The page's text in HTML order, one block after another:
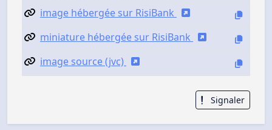
image hébergée sur RisiBank
miniature hébergée sur RisiBank
image source (jvc)
Signaler